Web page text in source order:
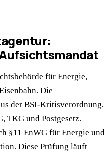
für Energie,
Die
der BSI-Kritisverordnung,
TKG und Postgesetz.
§11 EnWG für Energie und
Diese Prüfung läuft